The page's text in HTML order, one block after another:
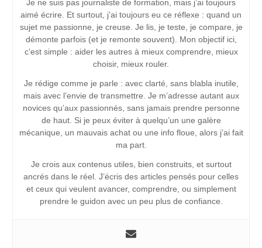
Je ne suis pas journaliste de formation, mais j’ai toujours
aimé écrire. Et surtout, j’ai toujours eu ce réflexe : quand un
sujet me passionne, je creuse. Je lis, je teste, je compare, je
démonte parfois (et je remonte souvent). Mon objectif ici,
c’est simple : aider les autres à mieux comprendre, mieux
choisir, mieux rouler.
Je rédige comme je parle : avec clarté, sans blabla inutile,
mais avec l’envie de transmettre. Je m’adresse autant aux
novices qu’aux passionnés, sans jamais prendre personne
de haut. Si je peux éviter à quelqu’un une galère
mécanique, un mauvais achat ou une info floue, alors j’ai fait
ma part.
Je crois aux contenus utiles, bien construits, et surtout
ancrés dans le réel. J’écris des articles pensés pour celles
et ceux qui veulent avancer, comprendre, ou simplement
prendre le guidon avec un peu plus de confiance.